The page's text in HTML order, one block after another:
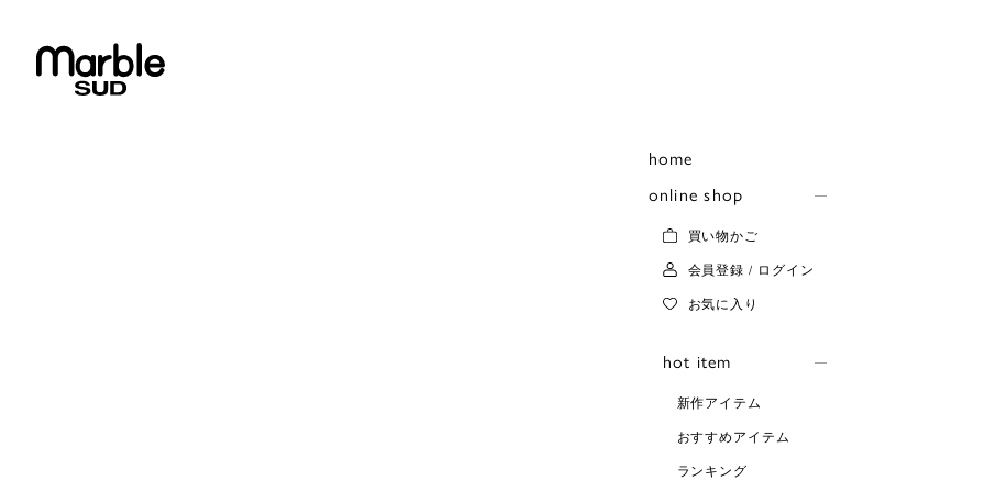
home
online shop
買い物かご
会員登録 / ログイン
お気に入り
hot item
新作アイテム
おすすめアイテム
ランキング